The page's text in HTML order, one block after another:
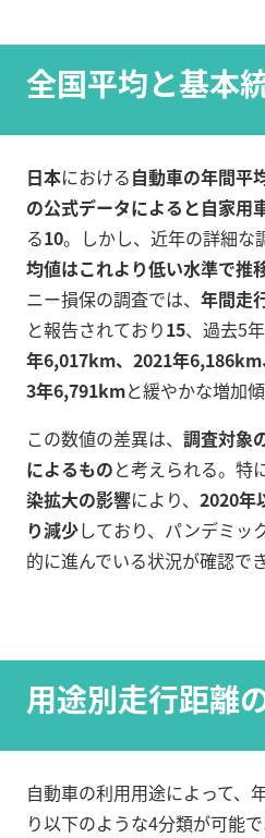
全国平均と基本
日本における自動車の年間平
の公式データによると自家用
る10。しかし、近年の詳細な
均値はこれより低い水準で推
ニー損保の調査では、 年間走
と報告されており15、過去5
年6,017km、2021年
3年6,791kmと緩やかな増加
この数値の差異は、 調査対象
によるものと考えられる。特に
染拡大の影響により、 2020年
り減少しており、パンデミッ
的に進んでいる状況が確認で
用途別走行距離
自動車の利用用途によって、
り以下のような4分類が可能で